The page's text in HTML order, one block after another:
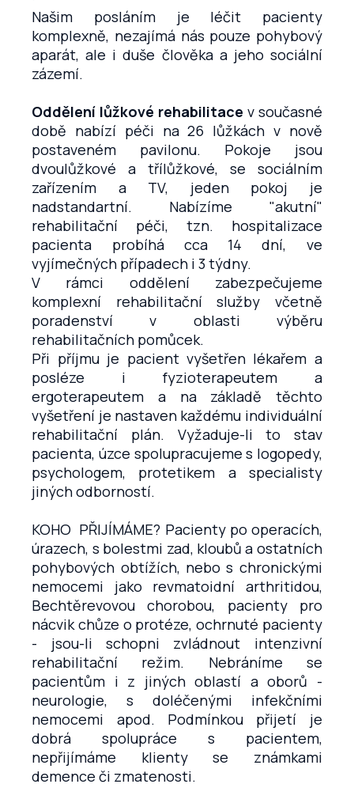
Našim posláním je léčit pacienty
komplexně, nezajímá nás pouze pohybový
aparát, ale i duše člověka a jeho sociální
zázemí.
Oddělení lůžkové rehabilitace v současné
době nabízí péči na 26 lůžkách v nově
postaveném pavilonu. Pokoje jsou
dvoulůžkové a třílůžkové, se sociálním
zařízením a TV, jeden pokoj je
nadstandartní. Nabízíme "akutní"
rehabilitační péči, tzn. hospitalizace
pacienta probíhá cca 14 dní, ve
vyjímečných případech i 3 týdny.
V rámci oddělení zabezpečujeme
komplexní rehabilitační služby včetně
poradenství v oblasti výběru
rehabilitačních pomůcek.
Při příjmu je pacient vyšetřen lékařem a
posléze i fyzioterapeutem a
ergoterapeutem a na základě těchto
vyšetření je nastaven každému individuální
rehabilitační plán. Vyžaduje-li to stav
pacienta, úzce spolupracujeme s logopedy,
psychologem, protetikem a specialisty
jiných odborností.
KOHO PŘIJÍMÁME? Pacienty po operacích,
úrazech, s bolestmi zad, kloubů a ostatních
pohybových obtížích, nebo s chronickými
nemocemi jako revmatoidní arthritidou,
Bechtěrevovou chorobou, pacienty pro
nácvik chůze o protéze, ochrnuté pacienty
- jsou-li schopni zvládnout intenzivní
rehabilitační režim. Nebráníme se
pacientům i z jiných oblastí a oborů -
neurologie, s doléčenými infekčními
nemocemi apod. Podmínkou přijetí je
dobrá spolupráce s pacientem,
nepřijímáme klienty se známkami
demence či zmatenosti.